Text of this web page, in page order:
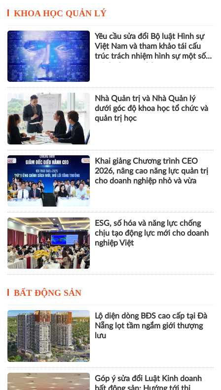
KHOA HỌC QUẢN LÝ
Yêu cầu sửa đổi Bộ luật Hình sự
Việt Nam và tham khảo tái cấu
trúc trách nhiệm hình sự một số
Nhà Quản trị và Nhà Quản lý
dưới góc độ khoa học tổ chức và
quản trị học
Khai giảng Chương trình CEO
2026, nâng cao năng lực quản trị
cho doanh nghiệp nhỏ và vừa
ESG, số hóa và năng lực chống
chịu tạo động lực mới cho doanh
nghiệp Việt
BẤT ĐỘNG SẢN
Lộ diện dòng BĐS cao cấp tại Đà
Nẵng lọt tầm ngắm giới thượng
lưu
Góp ý sửa đổi Luật Kinh doanh